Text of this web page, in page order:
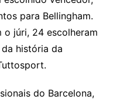
para Bellingham.
o júri, 24 escolheram
história da
do Barcelona,